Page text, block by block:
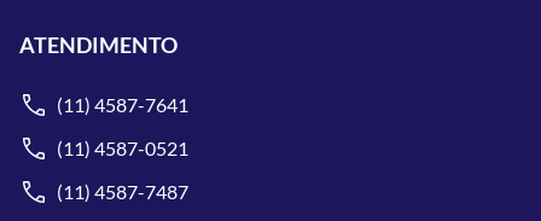
ATENDIMENTO
(11) 4587-7641
(11) 4587-0521
(11) 4587-7487